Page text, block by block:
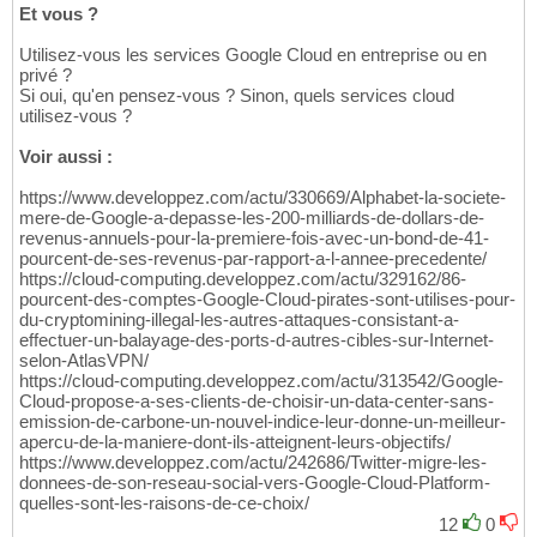
Et vous ?
Utilisez-vous les services Google Cloud en entreprise ou en
privé ?
Si oui, qu'en pensez-vous ? Sinon, quels services cloud
utilisez-vous ?
Voir aussi :
https://www.developpez.com/actu/330669/Alphabet-la-societe-
mere-de-Google-a-depasse-les-200-milliards-de-dollars-de-
revenus-annuels-pour-la-premiere-fois-avec-un-bond-de-41-
pourcent-de-ses-revenus-par-rapport-a-l-annee-precedente/
https://cloud-computing.developpez.com/actu/329162/86-
pourcent-des-comptes-Google-Cloud-pirates-sont-utilises-pour-
du-cryptomining-illegal-les-autres-attaques-consistant-a-
effectuer-un-balayage-des-ports-d-autres-cibles-sur-Internet-
selon-AtlasVPN/
https://cloud-computing.developpez.com/actu/313542/Google-
Cloud-propose-a-ses-clients-de-choisir-un-data-center-sans-
emission-de-carbone-un-nouvel-indice-leur-donne-un-meilleur-
apercu-de-la-maniere-dont-ils-atteignent-leurs-objectifs/
https://www.developpez.com/actu/242686/Twitter-migre-les-
donnees-de-son-reseau-social-vers-Google-Cloud-Platform-
quelles-sont-les-raisons-de-ce-choix/
12
0